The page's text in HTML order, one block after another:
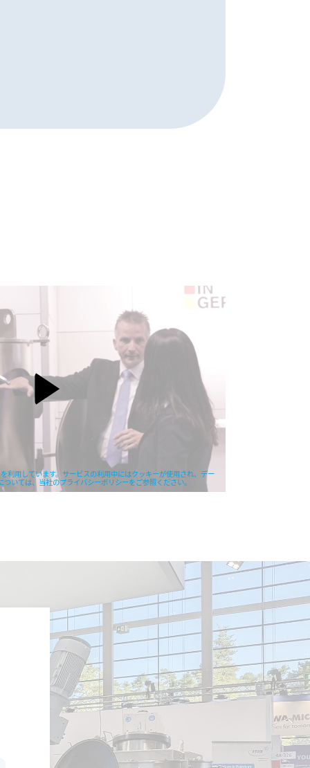
利用しています。サービスの利用中にはクッキーが使用され、デー
いては、当社のプライバシーポリシーをご参照ください。